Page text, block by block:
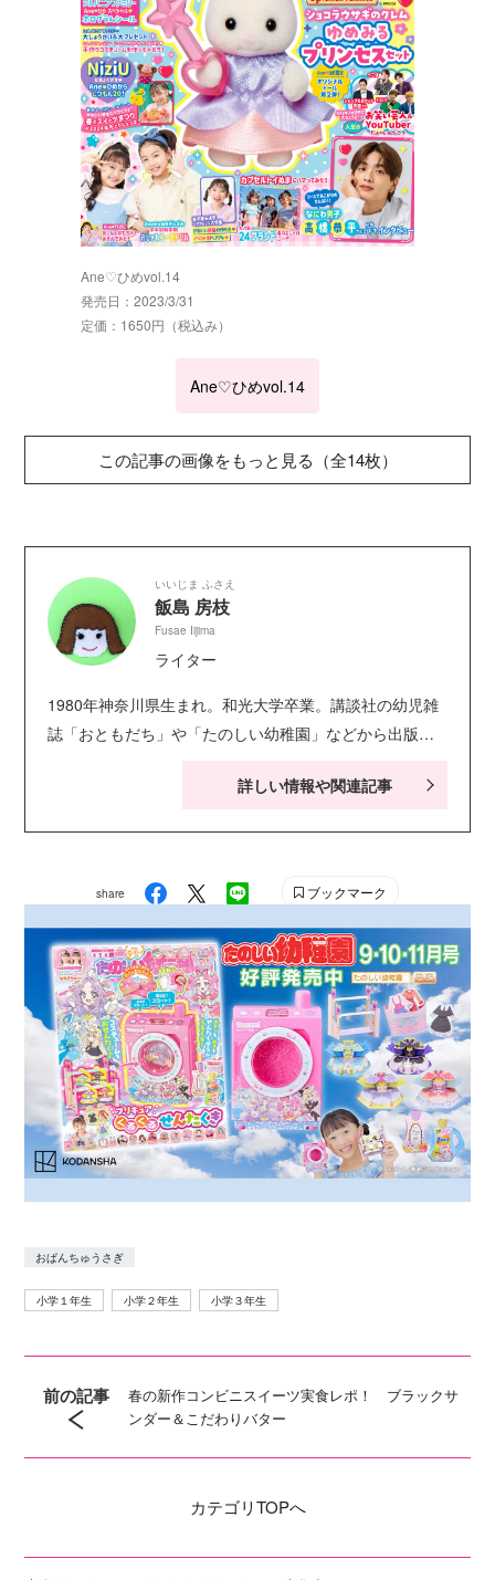
Ane♡ひめvol.14
発売日：2023/3/31
定価：1650円（税込み）
Ane♡ひめvol.14
この記事の画像をもっと見る（全14枚）
いいじま ふさえ
飯島 房枝
Fusae Iijima
ライター
1980年神奈川県生まれ。和光大学卒業。講談社の幼児雑
誌「おともだち」や「たのしい幼稚園」などから出版さ
詳しい情報や関連記事
share ブックマーク
おぱんちゅうさぎ
小学１年生 小学２年生 小学３年生
前の記事
春の新作コンビニスイーツ実食レポ！ ブラックサ
ンダー＆こだわりバター
カテゴリTOPへ